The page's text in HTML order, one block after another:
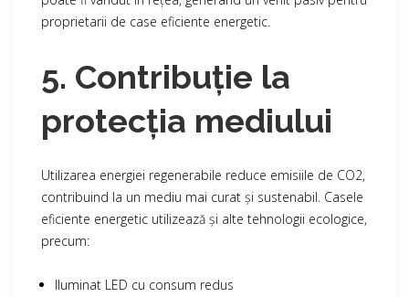
proprietarii de case eficiente energetic.
5. Contribuție la
protecția mediului
Utilizarea energiei regenerabile reduce emisiile de CO2,
contribuind la un mediu mai curat și sustenabil. Casele
eficiente energetic utilizează și alte tehnologii ecologice,
precum:
Iluminat LED cu consum redus